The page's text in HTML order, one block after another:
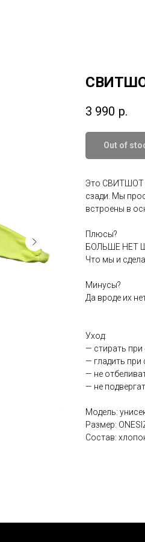
3 990 р.
Out of
Это СВИТШОТ
сзади. Мы
встроены в
Плюсы?
БОЛЬШЕ НЕТ
Что мы и
Минусы?
Да вроде их
Уход:
— стирать
— гладить при
— не
— не
Модель:
Размер:
Состав: